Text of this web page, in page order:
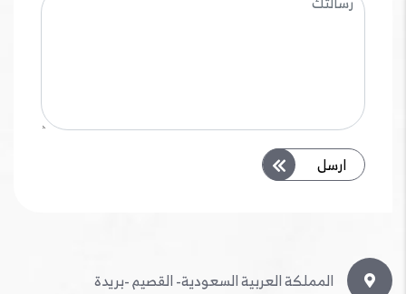
ارسل
المملكة العربية السعودية- القصيم -بريدة